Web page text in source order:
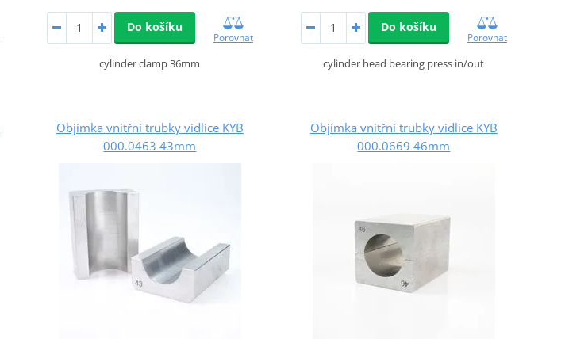
Do košíku
Porovnat
cylinder clamp 36mm
Do košíku
Porovnat
cylinder head bearing press in/out
Objímka vnitřní trubky vidlice KYB
000.0463 43mm
Objímka vnitřní trubky vidlice KYB
000.0669 46mm